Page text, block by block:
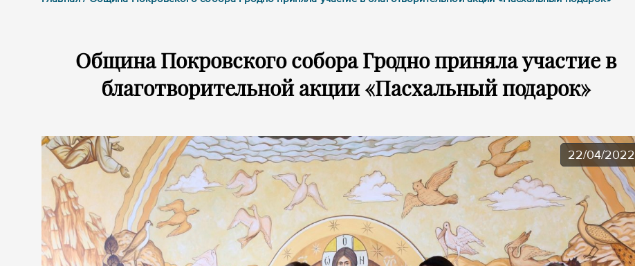
Община Покровского собора Гродно приняла участие в
благотворительной акции «Пасхальный подарок»
22/04/2022